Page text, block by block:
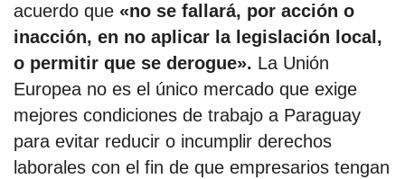
acuerdo que «no se fallará, por acción o
inacción, en no aplicar la legislación local,
o permitir que se derogue». La Unión
Europea no es el único mercado que exige
mejores condiciones de trabajo a Paraguay
para evitar reducir o incumplir derechos
laborales con el fin de que empresarios tengan